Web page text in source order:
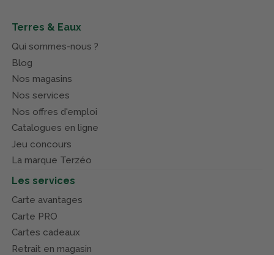
Terres & Eaux
Qui sommes-nous ?
Blog
Nos magasins
Nos services
Nos offres d'emploi
Catalogues en ligne
Jeu concours
La marque Terzéo
Les services
Carte avantages
Carte PRO
Cartes cadeaux
Retrait en magasin